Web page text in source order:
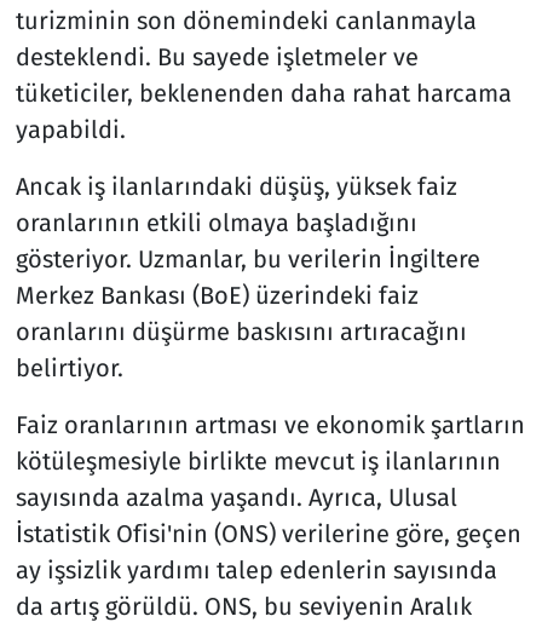
turizminin son dönemindeki canlanmayla
desteklendi. Bu sayede işletmeler ve
tüketiciler, beklenenden daha rahat harcama
yapabildi.
Ancak iş ilanlarındaki düşüş, yüksek faiz
oranlarının etkili olmaya başladığını
gösteriyor. Uzmanlar, bu verilerin İngiltere
Merkez Bankası (BoE) üzerindeki faiz
oranlarını düşürme baskısını artıracağını
belirtiyor.
Faiz oranlarının artması ve ekonomik şartların
kötüleşmesiyle birlikte mevcut iş ilanlarının
sayısında azalma yaşandı. Ayrıca, Ulusal
İstatistik Ofisi'nin (ONS) verilerine göre, geçen
ay işsizlik yardımı talep edenlerin sayısında
da artış görüldü. ONS, bu seviyenin Aralık